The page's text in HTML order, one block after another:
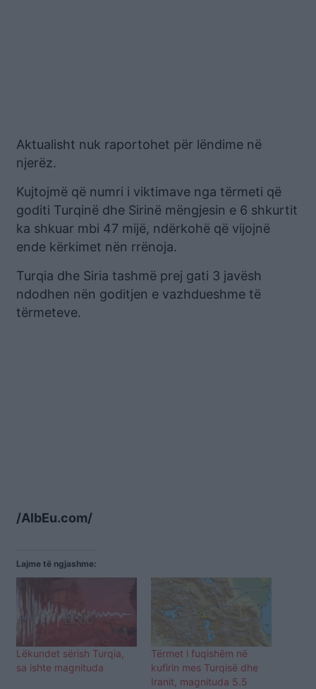
Aktualisht nuk raportohet për lëndime në
njerëz.
Kujtojmë që numri i viktimave nga tërmeti që
goditi Turqinë dhe Sirinë mëngjesin e 6 shkurtit
ka shkuar mbi 47 mijë, ndërkohë që vijojnë
ende kërkimet nën rrënoja.
Turqia dhe Siria tashmë prej gati 3 javësh
ndodhen nën goditjen e vazhdueshme të
tërmeteve.
/AlbEu.com/
Lajme të ngjashme:
Lëkundet sërish Turqia,
sa ishte magnituda
Tërmet i fuqishëm në
kufirin mes Turqisë dhe
Iranit, magnituda 5.5